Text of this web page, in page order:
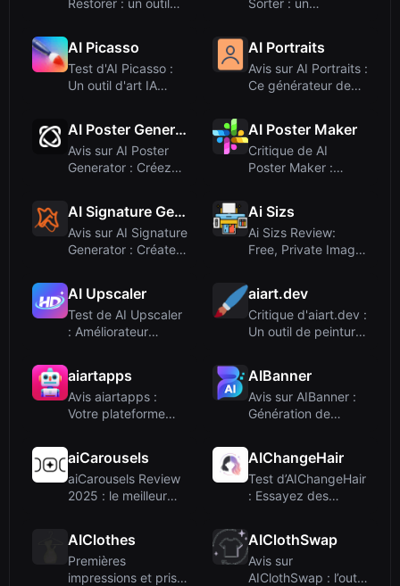
Restorer : un outil
Sorter : un
AI Picasso
Test d'AI Picasso :
Un outil d'art IA
AI Portraits
Avis sur AI Portraits :
Ce générateur de
AI Poster Generator
Avis sur AI Poster
Generator : Créez
AI Poster Maker
Critique de AI
Poster Maker :
AI Signature Generator
Avis sur AI Signature
Generator : Créateur
Ai Sizs
Ai Sizs Review:
Free, Private Image
AI Upscaler
Test de AI Upscaler
: Améliorateur
aiart.dev
Critique d'aiart.dev :
Un outil de peinture
aiartapps
Avis aiartapps :
Votre plateforme
AIBanner
Avis sur AIBanner :
Génération de
aiCarousels
aiCarousels Review
2025 : le meilleur
AIChangeHair
Test d’AIChangeHair
: Essayez des
AIClothes
Premières
impressions et prise
AIClothSwap
Avis sur
AIClothSwap : l’outil